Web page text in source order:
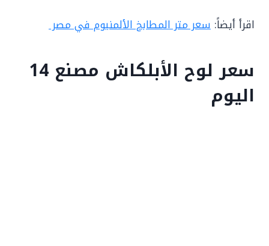
اقرأ أيضاً: سعر متر المطابخ الألمنيوم في مصر
سعر لوح الأبلكاش مصنع 14
اليوم